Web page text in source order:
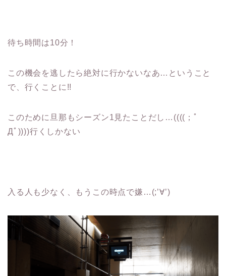
待ち時間は10分！
この機会を逃したら絶対に行かないなあ…ということ
で、行くことに!!
このために旦那もシーズン1見たことだし…((((；ﾟ
Дﾟ))))行くしかない
入る人も少なく、もうこの時点で嫌…(;’∀’)